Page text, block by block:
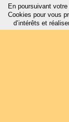
En poursuivant
Cookies pour vous
d’intérêts et